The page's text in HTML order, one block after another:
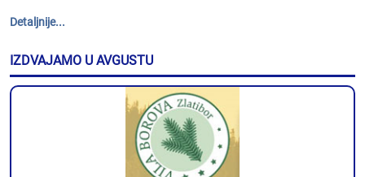
Detaljnije...
IZDVAJAMO U AVGUSTU